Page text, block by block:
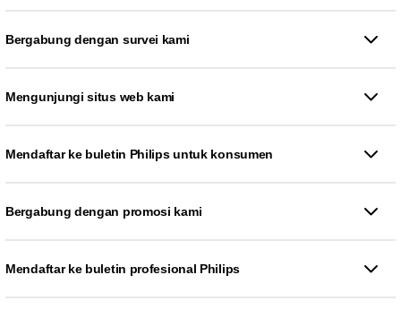
Bergabung dengan survei kami
Mengunjungi situs web kami
Mendaftar ke buletin Philips untuk konsumen
Bergabung dengan promosi kami
Mendaftar ke buletin profesional Philips